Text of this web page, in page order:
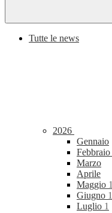
Tutte le news
2026
Gennaio
Febbraio
Marzo
Aprile
Maggio 1
Giugno 1
Luglio 1